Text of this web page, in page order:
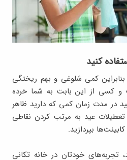
کمی شلوغی و بهم ریختگی
و کسی از این بابت به شما خرده
در مدت زمان کمی که دارید ظاهر
تعطیلات عید به مرتب کردن نقاطی
بپردازید.
تجربه‌های خودتان در خانه تکانی